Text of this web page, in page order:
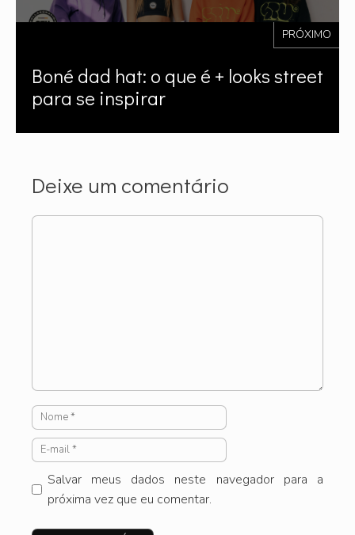
PRÓXIMO
Boné dad hat: o que é + looks street
para se inspirar
Deixe um comentário
Comentário
Nome
E-
mail
Salvar meus dados neste navegador para a
próxima vez que eu comentar.